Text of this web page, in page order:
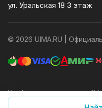
ул. Уральская 18 3 этаж
© 2026 UIMA.RU |
Конфиденциальность